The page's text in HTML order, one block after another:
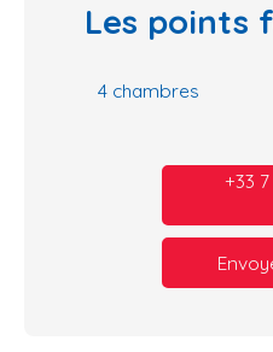
Les points
4 chambres
+33